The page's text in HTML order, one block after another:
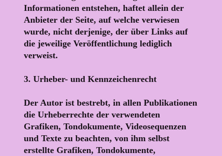
Informationen entstehen, haftet allein der
Anbieter der Seite, auf welche verwiesen
wurde, nicht derjenige, der über Links auf
die jeweilige Veröffentlichung lediglich
verweist.
3. Urheber- und Kennzeichenrecht
Der Autor ist bestrebt, in allen Publikationen
die Urheberrechte der verwendeten
Grafiken, Tondokumente, Videosequenzen
und Texte zu beachten, von ihm selbst
erstellte Grafiken, Tondokumente,